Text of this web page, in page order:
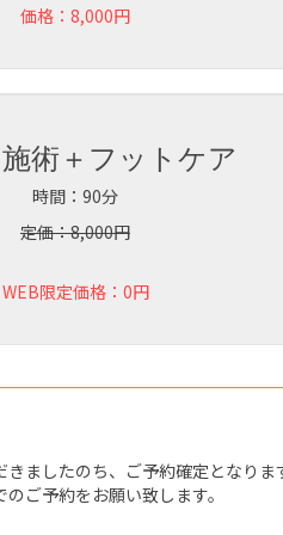
価格：8,000円
術＋フットケア
時間：90分
定価：8,000円
WEB限定価格：0円
ましたのち、ご予約確定となりま
ご予約をお願い致します。